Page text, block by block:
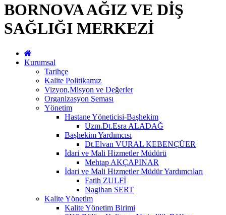
BORNOVA AĞIZ VE DİŞ
SAĞLIĞI MERKEZİ
Kurumsal
Tarihçe
Kalite Politikamız
Vizyon,Misyon ve Değerler
Organizasyon Şeması
Yönetim
Hastane Yöneticisi-Başhekim
Uzm.Dt.Esra ALADAĞ
Başhekim Yardımcısı
Dt.Elvan VURAL KEBENÇÜER
İdari ve Mali Hizmetler Müdürü
Mehtap AKÇAPINAR
İdari ve Mali Hizmetler Müdür Yardımcıları
Fatih ZULFİ
Nagihan SERT
Kalite Yönetim
Kalite Yönetim Birimi